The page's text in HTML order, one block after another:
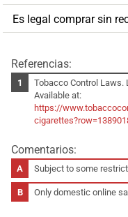
Es legal comprar sin
Referencias:
Tobacco Control
Available at:
https://
Comentarios:
Subject to some
Only domestic online